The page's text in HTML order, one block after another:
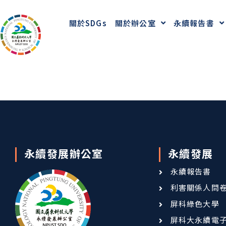
關於SDGs 關於辦公室 永續報告書
永續發展辦公室 永續發展
永續報告書
利害關係人問
屏科綠色大學
屏科大永續電